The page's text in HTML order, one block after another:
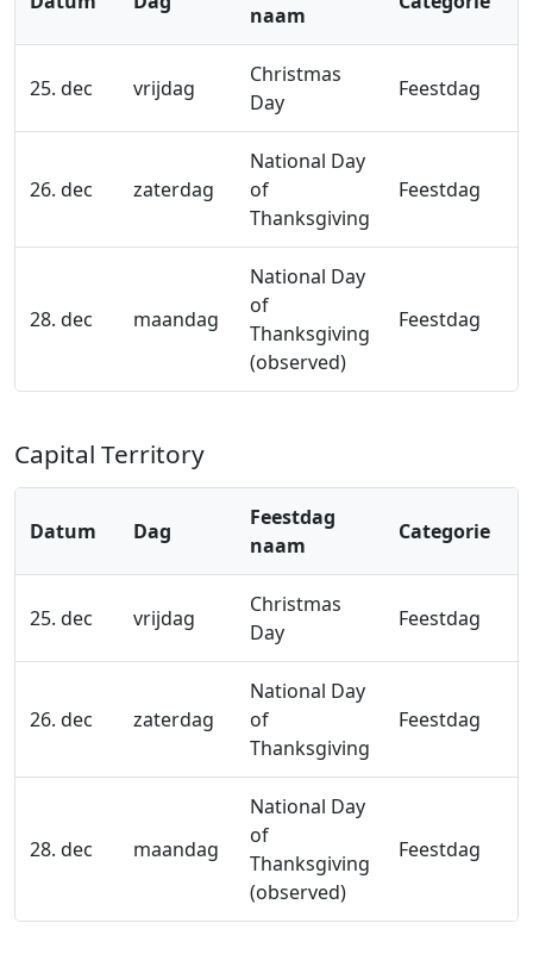
naam
25. dec vrijdag
Christmas
Day
Feestdag
26. dec zaterdag
National Day
of
Thanksgiving
Feestdag
28. dec maandag
National Day
of
Thanksgiving
(observed)
Feestdag
Capital Territory
Datum Dag
Feestdag
naam
Categorie
25. dec vrijdag
Christmas
Day
Feestdag
26. dec zaterdag
National Day
of
Thanksgiving
Feestdag
28. dec maandag
National Day
of
Thanksgiving
(observed)
Feestdag